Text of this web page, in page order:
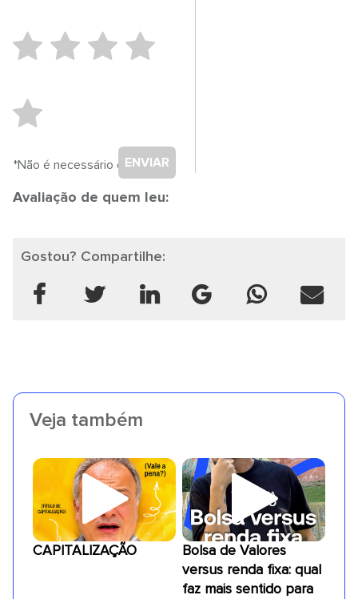
ENVIAR
*Não é necessário cadastro.
Avaliação de quem leu:
Gostou? Compartilhe:
Veja também
CAPITALIZAÇÃO
Bolsa de Valores
versus renda fixa: qual
faz mais sentido para